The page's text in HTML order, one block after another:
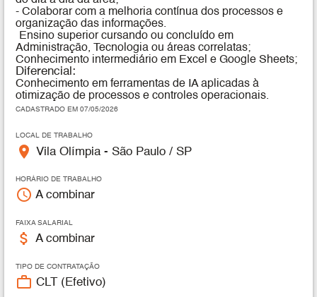
- Colaborar com a melhoria contínua dos processos e
organização das informações.
Ensino superior cursando ou concluído em
Administração, Tecnologia ou áreas correlatas;
Conhecimento intermediário em Excel e Google Sheets;
Diferencial:
Conhecimento em ferramentas de IA aplicadas à
otimização de processos e controles operacionais.
CADASTRADO EM 07/05/2026
LOCAL DE TRABALHO
place Vila Olímpia - São Paulo / SP
HORÁRIO DE TRABALHO
access_time A combinar
FAIXA SALARIAL
attach_money A combinar
TIPO DE CONTRATAÇÃO
work_outline CLT (Efetivo)